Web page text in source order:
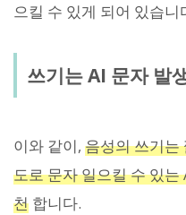
으킬 수 있게 되어 있습니
쓰기는 AI 문자 발
이와 같이, 음성의 쓰기는
도로 문자 일으킬 수 있
천 합니다.